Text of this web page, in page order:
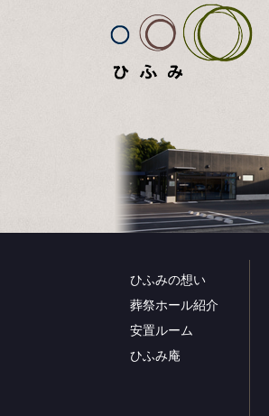
ひふみの想い
葬祭ホール紹介
安置ルーム
ひふみ庵